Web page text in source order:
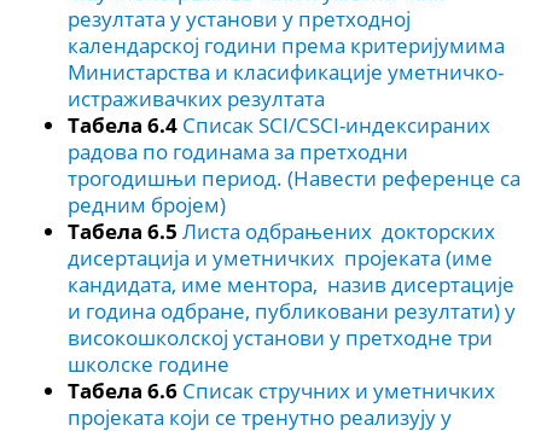
резултата у установи у претходној
календарској години према критеријумима
Министарства и класификације уметничко-
истраживачких резултата
Табела 6.4 Списак SCI/СSCI-индексираних
радова по годинама за претходни
трогодишњи период. (Навести референце са
редним бројем)
Табела 6.5 Листа одбрањених докторских
дисертација и уметничких пројеката (име
кандидата, име ментора, назив дисертације
и година одбране, публиковани резултати) у
високошколској установи у претходне три
школске године
Табела 6.6 Списак стручних и уметничких
пројеката који се тренутно реализују у